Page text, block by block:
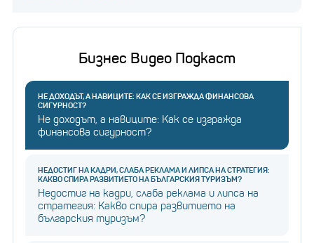
Бизнес Видео Подкаст
НЕ ДОХОДЪТ, А НАВИЦИТЕ: КАК СЕ ИЗГРАЖДА ФИНАНСОВА
СИГУРНОСТ?
Не доходът, а навиците: Как се изгражда
финансова сигурност?
НЕДОСТИГ НА КАДРИ, СЛАБА РЕКЛАМА И ЛИПСА НА СТРАТЕГИЯ:
КАКВО СПИРА РАЗВИТИЕТО НА БЪЛГАРСКИЯ ТУРИЗЪМ?
Недостиг на кадри, слаба реклама и липса на
стратегия: Какво спира развитието на
българския туризъм?